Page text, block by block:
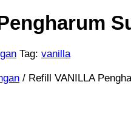
Tag: vanilla
/ Refill VANILLA